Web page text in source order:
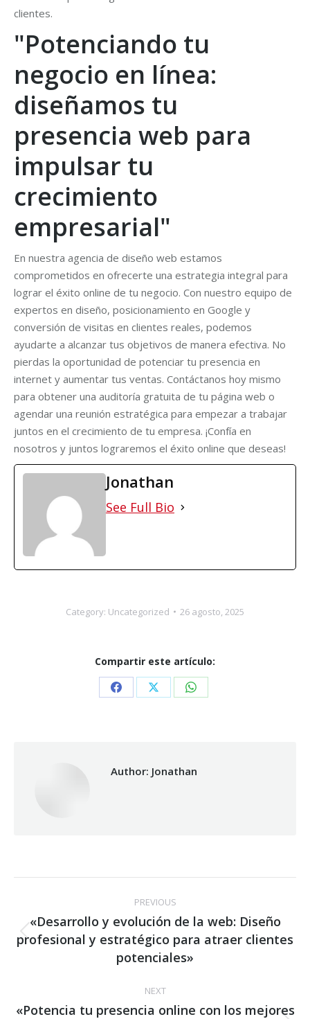
clientes.
"Potenciando tu
negocio en línea:
diseñamos tu
presencia web para
impulsar tu
crecimiento
empresarial"
En nuestra agencia de diseño web estamos
comprometidos en ofrecerte una estrategia integral para
lograr el éxito online de tu negocio. Con nuestro equipo de
expertos en diseño, posicionamiento en Google y
conversión de visitas en clientes reales, podemos
ayudarte a alcanzar tus objetivos de manera efectiva. No
pierdas la oportunidad de potenciar tu presencia en
internet y aumentar tus ventas. Contáctanos hoy mismo
para obtener una auditoría gratuita de tu página web o
agendar una reunión estratégica para empezar a trabajar
juntos en el crecimiento de tu empresa. ¡Confía en
nosotros y juntos lograremos el éxito online que deseas!
Jonathan
See Full Bio
Category: Uncategorized 26 agosto, 2025
Compartir este artículo:
Share Share Share
Author: Jonathan
navigation
PREVIOUS
Previous
post:
«Desarrollo y evolución de la web: Diseño
profesional y estratégico para atraer clientes
potenciales»
NEXT
«Potencia tu presencia online con los mejores